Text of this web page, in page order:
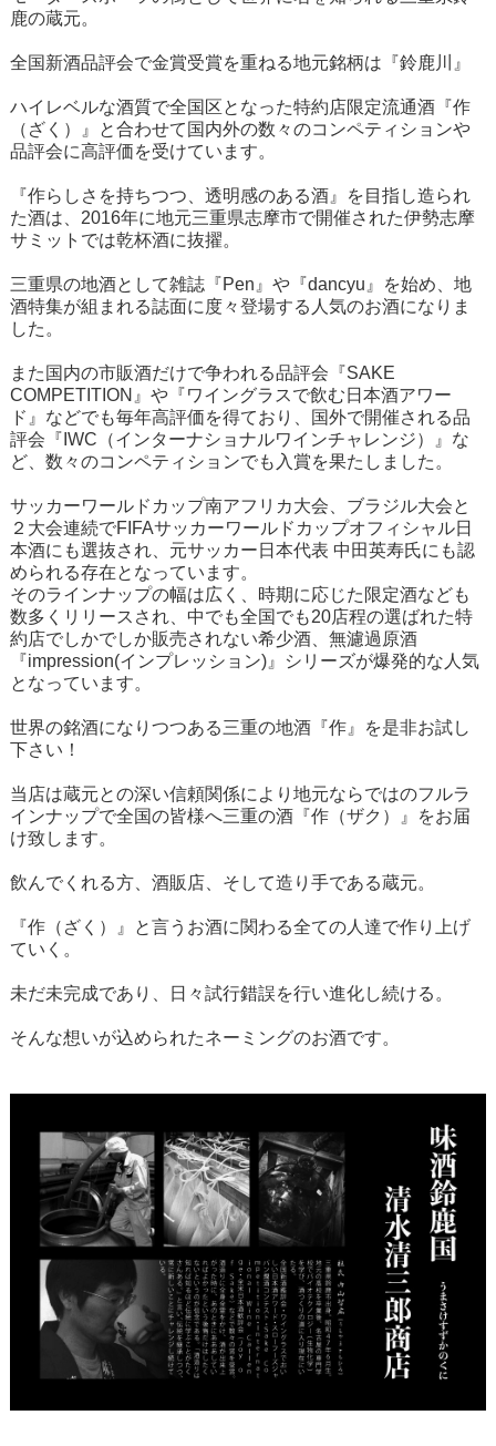
鹿の蔵元。
全国新酒品評会で金賞受賞を重ねる地元銘柄は『鈴鹿川』
ハイレベルな酒質で全国区となった特約店限定流通酒『作
（ざく）』と合わせて国内外の数々のコンペティションや
品評会に高評価を受けています。
『作らしさを持ちつつ、透明感のある酒』を目指し造られ
た酒は、2016年に地元三重県志摩市で開催された伊勢志摩
サミットでは乾杯酒に抜擢。
三重県の地酒として雑誌『Pen』や『dancyu』を始め、地
酒特集が組まれる誌面に度々登場する人気のお酒になりま
した。
また国内の市販酒だけで争われる品評会『SAKE
COMPETITION』や『ワイングラスで飲む日本酒アワー
ド』などでも毎年高評価を得ており、国外で開催される品
評会『IWC（インターナショナルワインチャレンジ）』な
ど、数々のコンペティションでも入賞を果たしました。
サッカーワールドカップ南アフリカ大会、ブラジル大会と
２大会連続でFIFAサッカーワールドカップオフィシャル日
本酒にも選抜され、元サッカー日本代表 中田英寿氏にも認
められる存在となっています。
そのラインナップの幅は広く、時期に応じた限定酒なども
数多くリリースされ、中でも全国でも20店程の選ばれた特
約店でしかでしか販売されない希少酒、無濾過原酒
『impression(インプレッション)』シリーズが爆発的な人気
となっています。
世界の銘酒になりつつある三重の地酒『作』を是非お試し
下さい！
当店は蔵元との深い信頼関係により地元ならではのフルラ
インナップで全国の皆様へ三重の酒『作（ザク）』をお届
け致します。
飲んでくれる方、酒販店、そして造り手である蔵元。
『作（ざく）』と言うお酒に関わる全ての人達で作り上げ
ていく。
未だ未完成であり、日々試行錯誤を行い進化し続ける。
そんな想いが込められたネーミングのお酒です。